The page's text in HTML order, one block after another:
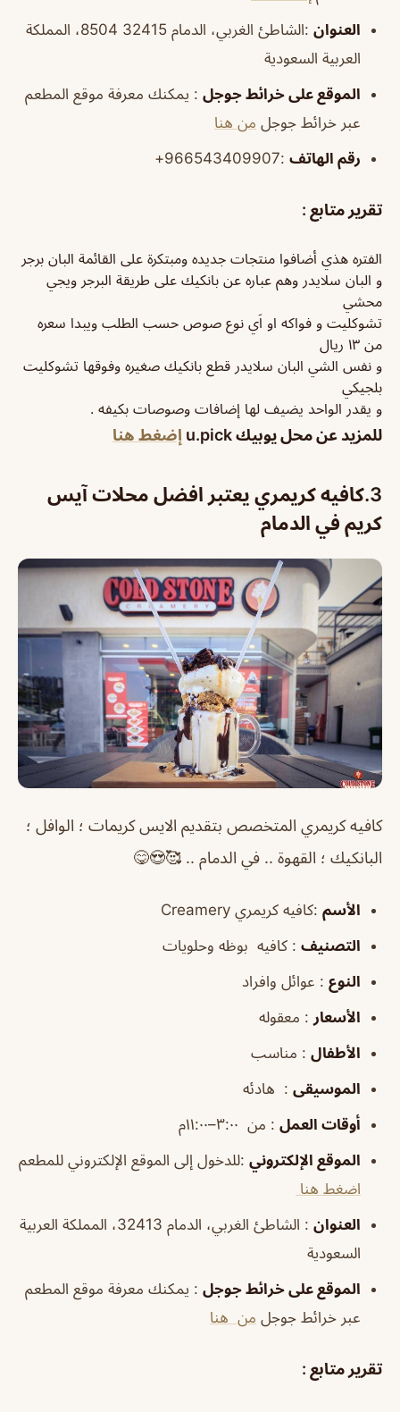
العنوان
:الشاطئ الغربي، الدمام 32415 8504، المملكة
العربية السعودية
الموقع على خرائط جوجل : يمكنك معرفة موقع المطعم
عبر خرائط جوجل من هنا
رقم الهاتف :966543409907+
تقرير متابع :
الفتره هذي أضافوا منتجات جديده ومبتكرة على القائمة البان برجر
و البان سلايدر وهم عباره عن بانكيك على طريقة البرجر ويجي
محشي
تشوكليت و فواكه او اَي نوع صوص حسب الطلب ويبدا سعره
من ١٣ ريال
و نفس الشي البان سلايدر قطع بانكيك صغيره وفوقها تشوكليت
بلجيكي
و يقدر الواحد يضيف لها إضافات وصوصات بكيفه .
للمزيد عن محل يوبيك u.pick إضغط هنا
3.كافيه كريمري يعتبر افضل محلات آيس
كريم في الدمام
كافيه كريمري المتخصص بتقديم الايس كريمات ؛ الوافل ؛
البانكيك ؛ القهوة .. في الدمام .. 🥰😍😋
الأسم :كافيه كريمري Creamery
التصنيف : كافيه بوظه وحلويات
النوع : عوائل وافراد
الأسعار : معقوله
الأطفال : مناسب
الموسيقى : هادئه
أوقات العمل : من ٣:٠٠–١١:٠٠م
الموقع الإلكتروني :للدخول إلى الموقع الإلكتروني للمطعم
اضغط هنا
العنوان
: الشاطئ الغربي، الدمام 32413، المملكة العربية
السعودية
الموقع على خرائط جوجل : يمكنك معرفة موقع المطعم
عبر خرائط جوجل من هنا
تقرير متابع :